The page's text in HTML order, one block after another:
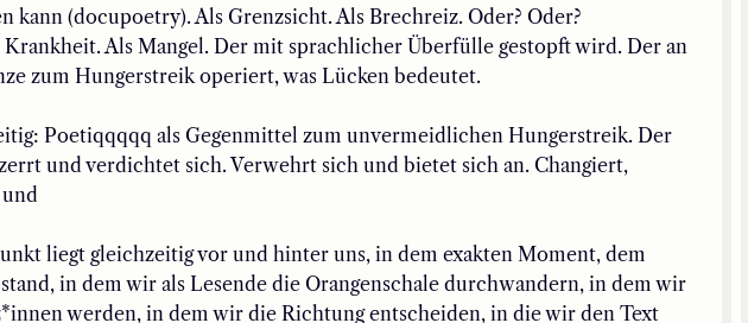
kann (docupoetry). Als Grenzsicht. Als Brechreiz. Oder? Oder?
Krankheit.Als Mangel. Der mit sprachlicher Überfülle gestopft wird. Der an
zum Hungerstreik operiert, was Lücken bedeutet.
Poetiqqqqq als Gegenmittel zum unvermeidlichen Hungerstreik. Der
und verdichtet sich.Verwehrt sich und bietet sich an. Changiert,
liegt gleichzeitig vor und hinter uns, in dem exakten Moment, dem
in dem wir als Lesende die Orangenschale durchwandern, in dem wir
werden, in dem wir die Richtung entscheiden, in die wir den Text